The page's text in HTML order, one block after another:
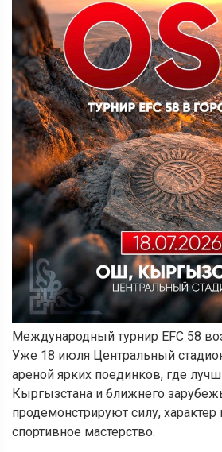
Международный турнир EFC 58
Уже 18 июля Центральный
ареной ярких поединков, где
Кыргызстана и ближнего
продемонстрируют силу, характер
спортивное мастерство.